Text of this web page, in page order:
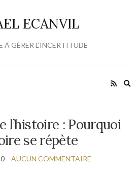
ECANVIL
À GÉRER L'INCERTITUDE
l’histoire : Pourquoi
se répète
AUCUN COMMENTAIRE